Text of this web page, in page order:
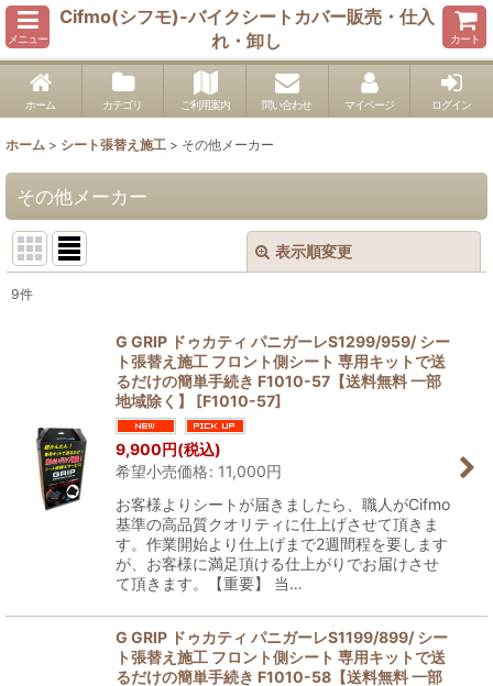
メニュー
Cifmo(シフモ)-バイクシートカバー販売・仕入
れ・卸し
カート
ホーム カテゴリ ご利用案内 問い合わせ マイページ ログイン
ホーム > シート張替え施工 > その他メーカー
その他メーカー
表示順変更
絞り込む
9件
G GRIP ドゥカティ パニガーレS1299/959/ シー
ト張替え施工 フロント側シート 専用キットで送
るだけの簡単手続き F1010-57【送料無料 一部
地域除く】
[F1010-57]
9,900円(税込)
希望小売価格: 11,000円
お客様よりシートが届きましたら、職人がCifmo
基準の高品質クオリティに仕上げさせて頂きま
す。作業開始より仕上げまで2週間程を要します
が、お客様に満足頂ける仕上がりでお届けさせ
て頂きます。【重要】 当…
G GRIP ドゥカティ パニガーレS1199/899/ シー
ト張替え施工 フロント側シート 専用キットで送
るだけの簡単手続き F1010-58【送料無料 一部